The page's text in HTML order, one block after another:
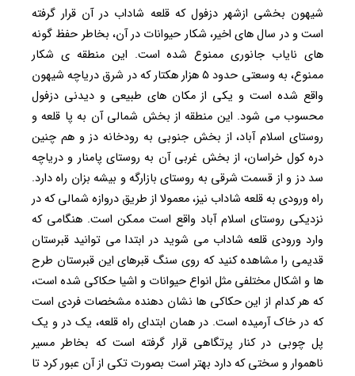
شیهون بخشی ازشهر دزفول که قلعه شاداب در آن قرار گرفته
است و در سال های اخیر، شکار حیوانات در آن، بخاطر حفظ گونه
های نایاب جانوری ممنوع شده است. این منطقه ی شکار
ممنوع، به وسعتی حدود ۵ هزار هکتار که در شرق دریاچه شیهون
واقع شده است و یکی از مکان های طبیعی و دیدنی دزفول
محسوب می شود. این منطقه از بخش شمالی آن به پا قلعه و
روستای اسلام آباد، از بخش جنوبی به رودخانه دز و هم چنین
دره کول خراسان، از بخش غربی آن به روستای پامنار و دریاچه
سد دز و از قسمت شرقی به روستای بازارگه و بیشه بزان راه دارد.
راه ورودی به قلعه شاداب نیز، معمولا از طریق دروازه شمالی که در
نزدیکی روستای اسلام آباد واقع است ممکن است. هنگامی که
وارد ورودی قلعه شاداب می شوید در ابتدا می توانید قبرستان
قدیمی را مشاهده کنید که روی سنگ قبرهای این قبرستان طرح
ها و اشکال مختلفی مثل انواع حیوانات و اشیا حکاکی شده است،
که هر کدام از این حکاکی ها نشان دهنده مشخصات فردی است
که در خاک آرمیده است. در همان ابتدای راه قلعه، یک در و یک
پل چوبی در کنار پرتگاهی قرار گرفته است که بخاطر مسیر
ناهموار و سختی که دارد بهتر است بصورت تکی از آن عبور کرد تا